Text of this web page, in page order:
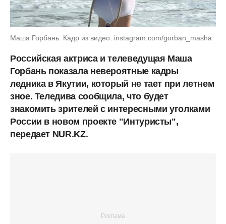
Маша Горбань. Кадр из видео: instagram.com/gorban_masha
Российская актриса и телеведущая Маша
Горбань показала невероятные кадры
ледника в Якутии, который не тает при летнем
зное. Теледива сообщила, что будет
знакомить зрителей с интересными уголками
России в новом проекте "Интуристы",
передает NUR.KZ.